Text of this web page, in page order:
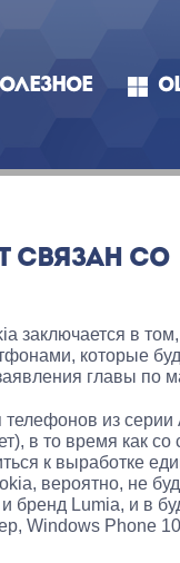
СВЯЗАН СО
заключается в
которые
главы по
из
в то время как
к выработке
вероятно, не
бренд Lumia, и в
Windows Phone